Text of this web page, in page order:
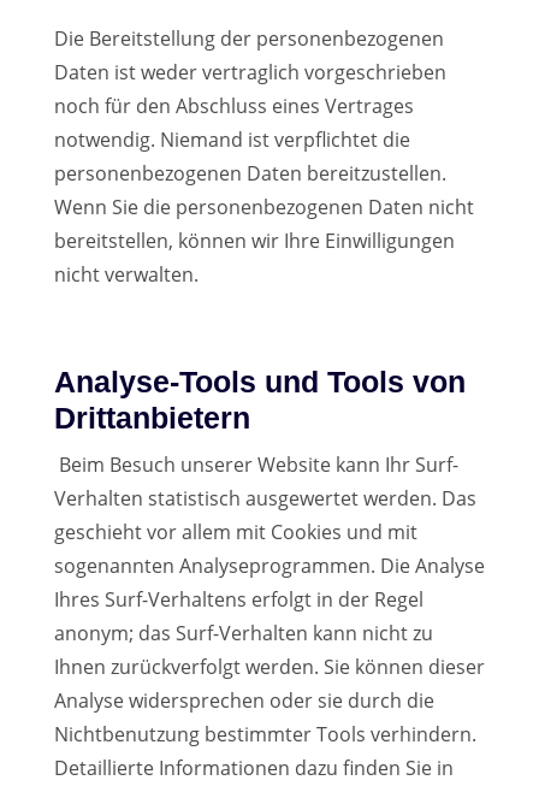
Die Bereitstellung der personenbezogenen
Daten ist weder vertraglich vorgeschrieben
noch für den Abschluss eines Vertrages
notwendig. Niemand ist verpflichtet die
personenbezogenen Daten bereitzustellen.
Wenn Sie die personenbezogenen Daten nicht
bereitstellen, können wir Ihre Einwilligungen
nicht verwalten.
Analyse-Tools und Tools von
Drittanbietern
Beim Besuch unserer Website kann Ihr Surf-
Verhalten statistisch ausgewertet werden. Das
geschieht vor allem mit Cookies und mit
sogenannten Analyseprogrammen. Die Analyse
Ihres Surf-Verhaltens erfolgt in der Regel
anonym; das Surf-Verhalten kann nicht zu
Ihnen zurückverfolgt werden. Sie können dieser
Analyse widersprechen oder sie durch die
Nichtbenutzung bestimmter Tools verhindern.
Detaillierte Informationen dazu finden Sie in